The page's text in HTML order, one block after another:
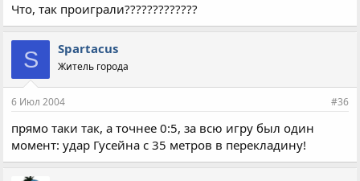
Что, так проиграли?????????????
S Spartacus
Житель города
6 Июл 2004 #36
прямо таки так, а точнее 0:5, за всю игру был один
момент: удар Гусейна с 35 метров в перекладину!